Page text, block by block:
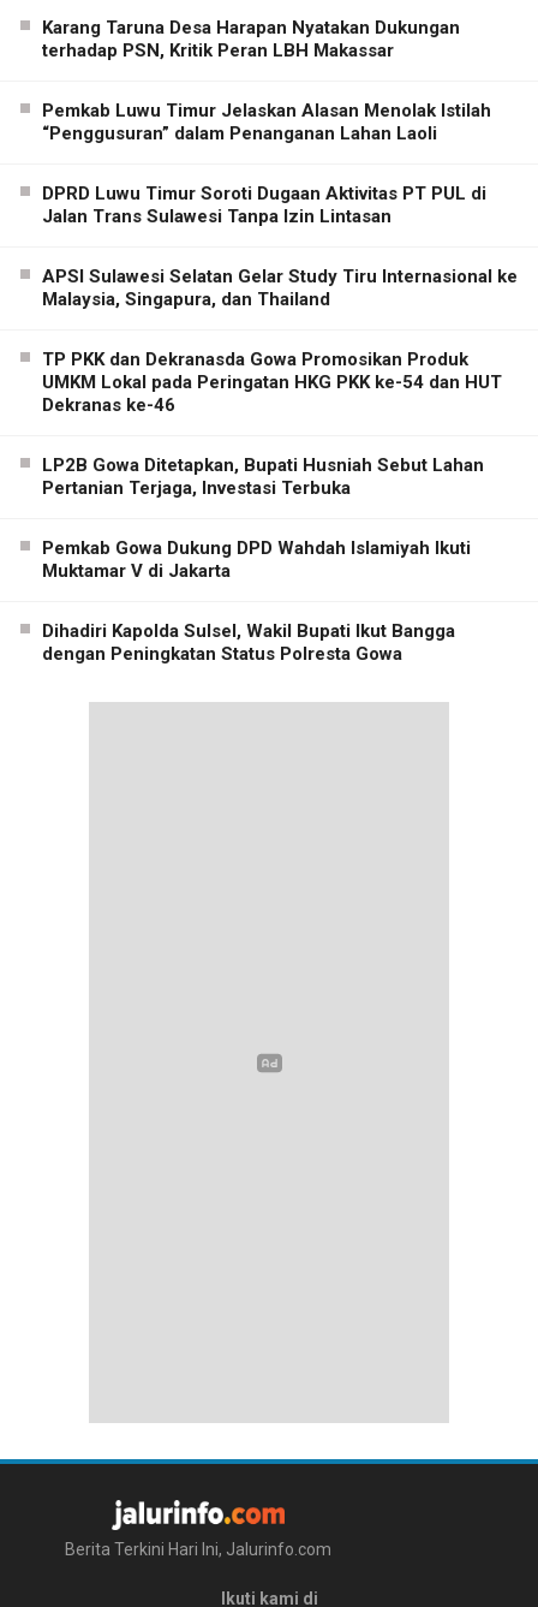
Karang Taruna Desa Harapan Nyatakan Dukungan
terhadap PSN, Kritik Peran LBH Makassar
Pemkab Luwu Timur Jelaskan Alasan Menolak Istilah
“Penggusuran” dalam Penanganan Lahan Laoli
DPRD Luwu Timur Soroti Dugaan Aktivitas PT PUL di
Jalan Trans Sulawesi Tanpa Izin Lintasan
APSI Sulawesi Selatan Gelar Study Tiru Internasional ke
Malaysia, Singapura, dan Thailand
TP PKK dan Dekranasda Gowa Promosikan Produk
UMKM Lokal pada Peringatan HKG PKK ke-54 dan HUT
Dekranas ke-46
LP2B Gowa Ditetapkan, Bupati Husniah Sebut Lahan
Pertanian Terjaga, Investasi Terbuka
Pemkab Gowa Dukung DPD Wahdah Islamiyah Ikuti
Muktamar V di Jakarta
Dihadiri Kapolda Sulsel, Wakil Bupati Ikut Bangga
dengan Peningkatan Status Polresta Gowa
Berita Terkini Hari Ini, Jalurinfo.com
Ikuti kami di